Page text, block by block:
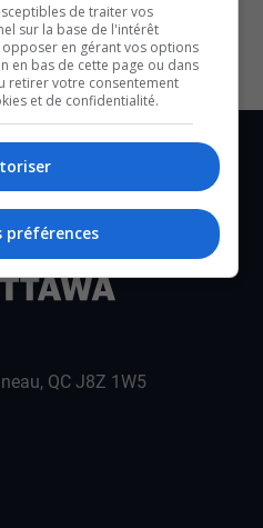
QC J8Z 1W5
de traiter vos
sur la base de l'intérêt
en gérant vos options
en bas de cette page ou dans
retirer votre consentement
et de confidentialité.
préférences